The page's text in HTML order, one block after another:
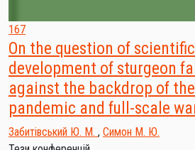
167
On the question of
development of sturgeon
against the backdrop of
pandemic and full-scale
Забитівський Ю. М. , Симон М. Ю.